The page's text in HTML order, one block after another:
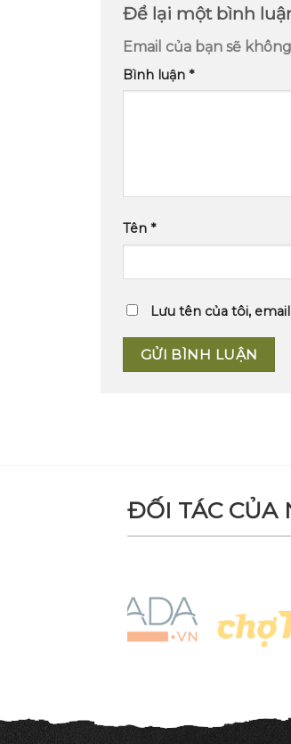
Để lại một bình
Email của bạn sẽ
Bình luận *
Tên *
Lưu tên của tôi,
ĐỐI TÁC CỦA